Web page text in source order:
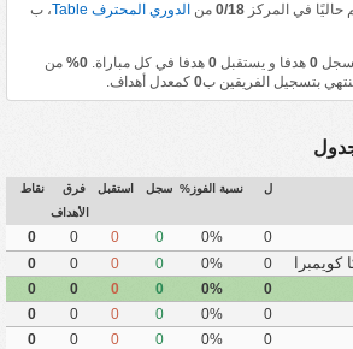
0/18 من الدوري المحترف Table
، ب
0 هدفا و يستقبل0 هدفا في كل مباراة.0%
من
بتسجيل الفريقين ب0 كمعدل أهداف.
ل نسبة الفوز% سجل استقبل
فرق
الأهداف
نقاط
0
0%
0
0
0
0
0
0%
0
0
0
0
0
0%
0
0
0
0
0
0%
0
0
0
0
0
0%
0
0
0
0